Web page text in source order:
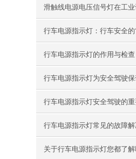
的明亮指引
滑触线电源电压信号灯在工
的关键作用
行车电源指示灯：行车安全的
行车电源指示灯的作用与检查
行车电源指示灯为安全驾驶
行车电源指示灯安全驾驶的
设备
行车电源指示灯常见的故障
介绍
关于行车电源指示灯您都了解